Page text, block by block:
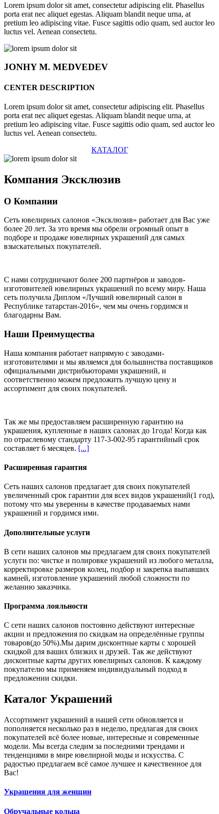
Lorem ipsum dolor sit amet, consectetur adipiscing elit. Phasellus
porta erat nec aliquet egestas. Aliquam blandit neque urna, at
pretium leo adipiscing vitae. Fusce sagittis odio quam, sed auctor leo
luctus vel. Aenean consectetu.
JONHYM. MEDVEDEV
CENTER DESCRIPTION
Lorem ipsum dolor sit amet, consectetur adipiscing elit. Phasellus
porta erat nec aliquet egestas. Aliquam blandit neque urna, at
pretium leo adipiscing vitae. Fusce sagittis odio quam, sed auctor leo
luctus vel. Aenean consectetu.
КАТАЛОГ
Компания Эксклюзив
О Компании
Сеть ювелирных салонов «Эксклюзив» работает для Вас уже
более 20 лет. За это время мы обрели огромный опыт в
подборе и продаже ювелирных украшений для самых
взыскательных покупателей.
С нами сотрудничают более 200 партнёров и заводов-
изготовителей ювелирных украшений по всему миру. Наша
сеть получила Диплом «Лучший ювелирный салон в
Республике татарстан-2016», чем мы очень гордимся и
благодарны Вам.
Наши Преимущества
Наша компания работает напрямую с заводами-
изготовителями и мы являемся для большинства поставщиков
официальными дистрибьюторами украшений, и
соответственно можем предложить лучшую цену и
ассортимент для своих покупателей.
Так же мы предоставляем расширенную гарантию на
украшения, купленные в наших салонах до 1года! Когда как
по отраслевому стандарту 117-3-002-95 гарантийный срок
составляет 6 месяцев. [...]
Расширенная гарантия
Сеть наших салонов предлагает для своих покупателей
увеличенный срок гарантии для всех видов украшений(1 год),
потому что мы уверенны в качестве продаваемых нами
украшений и гордимся ими.
Дополнительные услуги
В сети наших салонов мы предлагаем для своих покупателей
услуги по: чистке и полировке украшений из любого металла,
корректировке размеров колец, подбор и закрепка выпавших
камней, изготовление украшений любой сложности по
желанию заказчика.
Программа лояльности
С сети наших салонов постоянно действуют интересные
акции и предложения по скидкам на определённые группы
товаров(до 50%).Мы дарим дисконтные карты с хорошей
скидкой для ваших близких и друзей. Так же действуют
дисконтные карты других ювелирных салонов. К каждому
покупателю мы применяем индивидуальный подход в
предложении скидки.
Каталог Украшений
Ассортимент украшений в нашей сети обновляется и
пополняется несколько раз в неделю, предлагая для своих
покупателей всё более новые, интересные и современные
модели. Мы всегда следим за последними трендами и
тенденциями в мире ювелирной моды и искусства. С
радостью предлагаем всё самое лучшее и качественное для
Вас!
Украшения для женщин
Обручальные кольца